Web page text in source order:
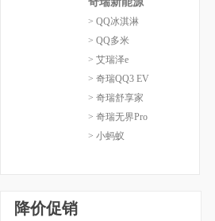
> QQ冰淇淋
> QQ多米
> 艾瑞泽e
> 奇瑞QQ3 EV
> 奇瑞舒享家
> 奇瑞无界Pro
> 小蚂蚁
降价促销